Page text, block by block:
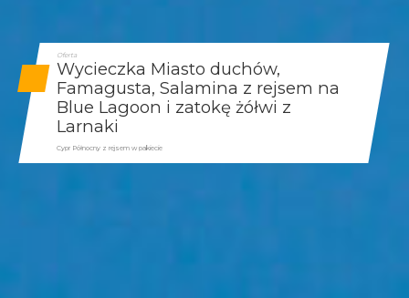
Oferta
Wycieczka Miasto duchów,
Famagusta, Salamina z rejsem na
Blue Lagoon i zatokę żółwi z
Larnaki
Cypr Północny z rejsem w pakiecie